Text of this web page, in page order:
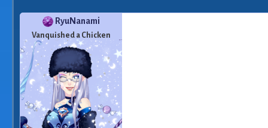
RyuNanami
Vanquished a Chicken